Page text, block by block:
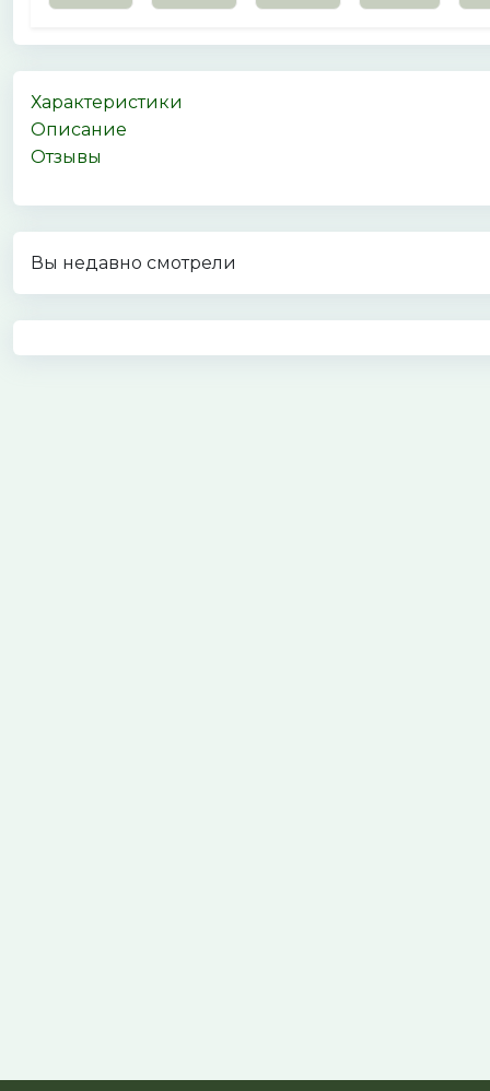
Характеристики
Описание
Отзывы
Вы недавно смотрели